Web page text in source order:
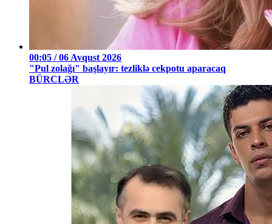
00:05 / 06 Avqust 2026
"Pul zolağı" başlayır: tezliklə cekpotu aparacaq
BÜRCLƏR